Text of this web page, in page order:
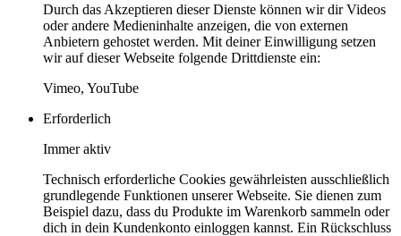
Durch das Akzeptieren dieser Dienste können wir dir Videos
oder andere Medieninhalte anzeigen, die von externen
Anbietern gehostet werden. Mit deiner Einwilligung setzen
wir auf dieser Webseite folgende Drittdienste ein:
Vimeo, YouTube
Erforderlich
Immer aktiv
Technisch erforderliche Cookies gewährleisten ausschließlich
grundlegende Funktionen unserer Webseite. Sie dienen zum
Beispiel dazu, dass du Produkte im Warenkorb sammeln oder
dich in dein Kundenkonto einloggen kannst. Ein Rückschluss